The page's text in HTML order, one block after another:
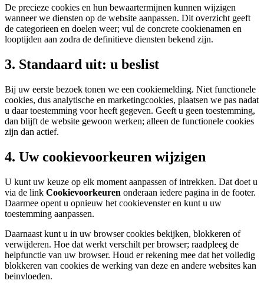
De precieze cookies en hun bewaartermijnen kunnen wijzigen
wanneer we diensten op de website aanpassen. Dit overzicht geeft
de categorieen en doelen weer; vul de concrete cookienamen en
looptijden aan zodra de definitieve diensten bekend zijn.
3. Standaard uit: u beslist
Bij uw eerste bezoek tonen we een cookiemelding. Niet functionele
cookies, dus analytische en marketingcookies, plaatsen we pas nadat
u daar toestemming voor heeft gegeven. Geeft u geen toestemming,
dan blijft de website gewoon werken; alleen de functionele cookies
zijn dan actief.
4. Uw cookievoorkeuren wijzigen
U kunt uw keuze op elk moment aanpassen of intrekken. Dat doet u
via de link Cookievoorkeuren onderaan iedere pagina in de footer.
Daarmee opent u opnieuw het cookievenster en kunt u uw
toestemming aanpassen.
Daarnaast kunt u in uw browser cookies bekijken, blokkeren of
verwijderen. Hoe dat werkt verschilt per browser; raadpleeg de
helpfunctie van uw browser. Houd er rekening mee dat het volledig
blokkeren van cookies de werking van deze en andere websites kan
beinvloeden.